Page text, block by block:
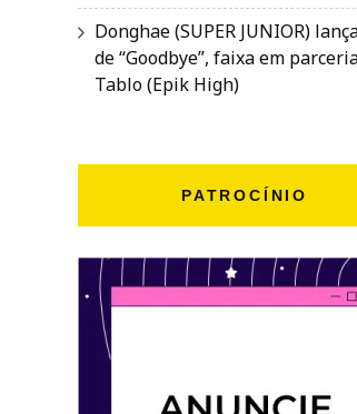
Donghae (SUPER JUNIOR)
de “Goodbye”, faixa em
Tablo (Epik High)
PATROCÍNIO